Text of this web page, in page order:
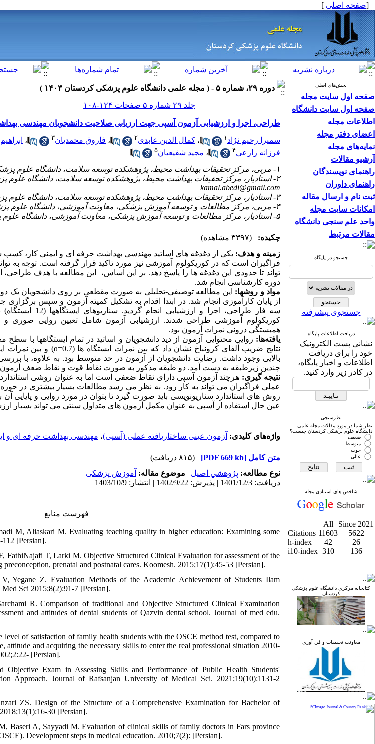
[صفحه اصلی ]
بخش‌های اصلی
صفحه اول سایت مجله
صفحه اول سایت دانشگاه
اطلاعات مجله
اعضای دفتر مجله
نمایه‌های مجله
آرشیو مقالات
راهنمای نویسندگان
راهنمای داوران
ثبت نام و ارسال مقاله
امکانات سایت مجله
واحد علم سنجی دانشگاه
مقالات مرتبط
جستجو در پایگاه
جستجوی پیشرفته
دریافت اطلاعات پایگاه
نشانی پست الکترونیک
خود را برای دریافت
اطلاعات و اخبار پایگاه،
در کادر زیر وارد کنید.
نظرسنجی
نظر شما در مورد مقالات مجله علمی
دانشگاه علوم پزشکی کردستان چیست؟
ضعیف
متوسط
خوب
عالی
شاخص های استنادی مجله
All
Since 2021
Citations 11603
5622
h-index
42
26
i10-index 310 136
کتابخانه مرکزی دانشگاه علوم پزشکی
کردستان
معاونت تحقیقات و فن آوری
دوره ۲۹، شماره ۵ - ( مجله علمی دانشگاه علوم پزشکی کردستان ۱۴۰۳ )
جلد ۲۹ شماره ۵ صفحات ۱۲۴-۱۰۸
طراحی، اجرا و ارزشیابی آزمون آسپی جهت ارزیابی صلاحیت دانشجویان مهندسی
سمیرا رحیم نژاد ۱ ، کمال الدین عابدی۲ ، فاروق محمدیان۳ ،
فرزانه زارعی۴ ، مجید شفیعیان۵
۱- مربی، مرکز تحقیقات بهداشت محیط، پژوهشکده توسعه سلامت، دانشگاه علوم پزشکی کردستان، سنندج، ایران
۲- استادیار، مرکز تحقیقات بهداشت محیط، پژوهشکده توسعه سلامت، دانشگاه علوم پزشکی کردستان، سنندج، ایران ،
kamal.abedi@gmail.com
۳- استادیار، مرکز تحقیقات بهداشت محیط، پژوهشکده توسعه سلامت، دانشگاه علوم پزشکی کردستان، سنندج، ایران
۴- مربی، مرکز مطالعات و توسعه آموزش پزشکی، معاونت آموزشی، دانشگاه علوم پزشکی کردستان، سنندج، ایران
۵- استادیار، مرکز مطالعات و توسعه آموزش پزشکی، معاونت آموزشی، دانشگاه علوم پزشکی کردستان، سنندج، ایران
چکیده:
(۳۳۹۷ مشاهده)
زمینه و هدف: یکی از دغدغه های اساتید مهندسی بهداشت حرفه ای و ایمنی کار،
فراگیران است که در کوریکولوم آموزشی نیز مورد تاکید قرار گرفته است. توجه به
تواند تا حدودی این دغدغه ها را پاسخ دهد. بر این اساس،
این مطالعه با هدف طراحی،
دوره کارشناسی انجام شد.
مواد و روش­ها: این مطالعه توصیفی-تحلیلی به صورت مقطعی بر روی دانشجویان یک
از پایان کارآموزی انجام شد. در ابتدا اقدام به تشکیل کمیته آزمون و سپس
سه فاز طراحی، اجرا
کوریکولوم آموزشی طراحی شدند. ارزشیابی آزمون شامل تعیین روایی صوری و
همبستگی درونی نمرات آزمون بود.
یافته‌ها: روایی محتوایی آزمون از دید دانشجویان و اساتید در تمام ایستگاهها با سطح
نتایج ضریب آلفای کرونباخ نشان داد که بین نمرات ایستگاه ها (=0.7
ɑ) و بین نمرات
بالایی وجود داشت. رضایت دانشجویان از آزمون در حد متوسط بود. به علاوه، با
چندین زیرطبقه به دست آمد. دو طبقه مذکور به صورت نقاط قوت و نقاط ضعف
نتیجه گیری: هرچند آزمون آسپی دارای نقاط ضعفی است اما به عنوان روشی
عملی فراگیران می تواند به کار رود. به نظر می رسد مطالعات بسیار بیشتری در
روش های استاندارد سناریونویسی باید صورت گیرد تا بتوان در مورد روایی و پایایی آن
عین حال استفاده از آسپی به عنوان مکمل آزمون های متداول سنتی می تواند بسیار
واژه‌های کلیدی: آزمون عینی ساختاریافته عملی (آسپی)، مهندسی بهداشت حرفه ای و
متن کامل [PDF 669 kb]
(۸۱۵ دریافت)
نوع مطالعه: پژوهشي اصیل | موضوع مقاله: آموزش پزشکی
دریافت: 1401/12/3 | پذیرش: 1402/9/22 | انتشار: 1403/10/9
فهرست منابع
M, Aliaskari M. Evaluating teaching quality in higher education: Examining some
[Persian].
FathiNajafi T, Larki M. Objective Structured Clinical Evaluation for assessment of the
prenatal and postnatal cares. Koomesh. 2015;17(1):45-53 [Persian].
Yegane Z. Evaluation Methods of the Academic Achievement of Students Ilam
Sci 2015;8(2):91-7 [Persian].
R. Comparison of traditional and Objective Structured Clinical Examination
and attitudes of dental students of Qazvin dental school. Journal of med edu.
of satisfaction of family health students with the OSCE method test, compared to
and acquiring the necessary skills to enter the real professional situation 2010-
[Persian].
Exam in Assessing Skills and Performance of Public Health Students'
Approach. Journal of Rafsanjan University of Medical Sci. 2021;19(10):1131-2
ZS. Design of the Structure of a Comprehensive Examination for Bachelor of
30 [Persian].
Baseri A, Sayyadi M. Evaluation of clinical skills of family doctors in Fars province
Development steps in medical education. 2010;7(2): [Persian].